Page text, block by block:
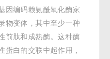
因编码赖氨酰氧化酶家
物变体，其中至少一种
前肽和成熟酶。这种酶
蛋白的交联中起作用，